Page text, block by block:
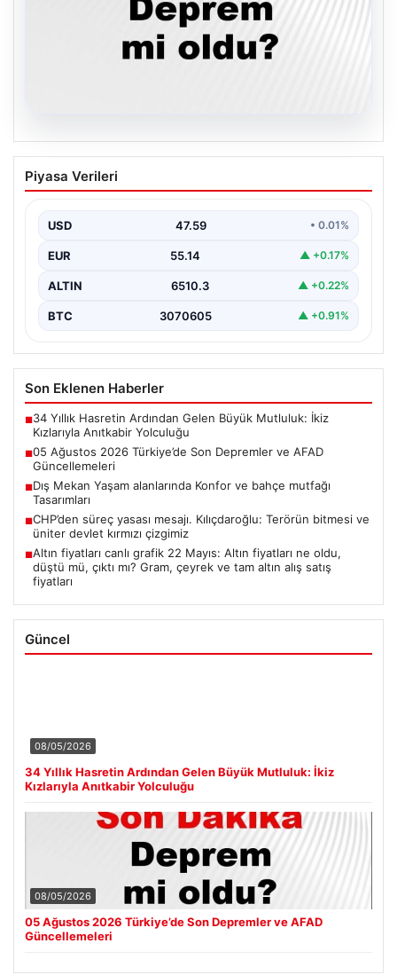
05 Ağustos 2026 Türkiye’de Son
Depremler ve AFAD Güncellemeleri
05 Ağustos 2026 tarihinde gerçekleşen depremlerle
ilgili son…
Piyasa Verileri
USD 47.59 • 0.01%
EUR 55.14 ▲ +0.17%
ALTIN 6510.3 ▲ +0.22%
BTC 3070605 ▲ +0.91%
Son Eklenen Haberler
■34 Yıllık Hasretin Ardından Gelen Büyük Mutluluk: İkiz
Kızlarıyla Anıtkabir Yolculuğu
■05 Ağustos 2026 Türkiye’de Son Depremler ve AFAD
Güncellemeleri
■Dış Mekan Yaşam alanlarında Konfor ve bahçe mutfağı
Tasarımları
■CHP’den süreç yasası mesajı. Kılıçdaroğlu: Terörün bitmesi ve
üniter devlet kırmızı çizgimiz
■Altın fiyatları canlı grafik 22 Mayıs: Altın fiyatları ne oldu,
düştü mü, çıktı mı? Gram, çeyrek ve tam altın alış satış
fiyatları
Güncel
08/05/2026
34 Yıllık Hasretin Ardından Gelen Büyük Mutluluk: İkiz
Kızlarıyla Anıtkabir Yolculuğu
08/05/2026
05 Ağustos 2026 Türkiye’de Son Depremler ve AFAD
Güncellemeleri